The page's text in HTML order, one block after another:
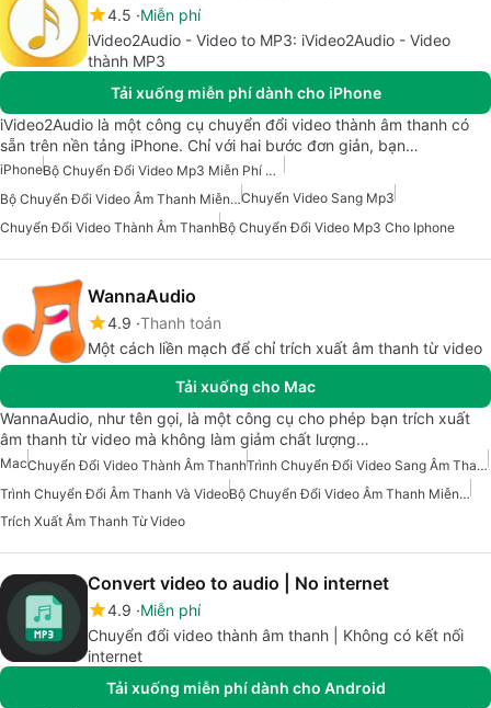
4.5 Miễn phí
iVideo2Audio - Video to MP3: iVideo2Audio - Video
thành MP3
Tải xuống miễn phí dành cho iPhone
iVideo2Audio là một công cụ chuyển đổi video thành âm thanh có
sẵn trên nền tảng iPhone. Chỉ với hai bước đơn giản, bạn…
iPhone
Bộ Chuyển Đổi Video Mp3 Miễn Phí Cho Iphone
Bộ Chuyển Đổi Video Âm Thanh Miễn Phí Cho IphoneChuyển Video Sang Mp3
Chuyển Đổi Video Thành Âm ThanhBộ Chuyển Đổi Video Mp3 Cho Iphone
WannaAudio
4.9 Thanh toán
Một cách liền mạch để chỉ trích xuất âm thanh từ video
Tải xuống cho Mac
WannaAudio, như tên gọi, là một công cụ cho phép bạn trích xuất
âm thanh từ video mà không làm giảm chất lượng…
MacChuyển Đổi Video Thành Âm Thanh
Trình Chuyển Đổi Video Sang Âm Thanh
Trình Chuyển Đổi Âm Thanh Và Video
Bộ Chuyển Đổi Video Âm Thanh Miễn Phí Cho Mac
Trích Xuất Âm Thanh Từ Video
Convert video to audio | No internet
4.9 Miễn phí
Chuyển đổi video thành âm thanh | Không có kết nối
internet
Tải xuống miễn phí dành cho Android